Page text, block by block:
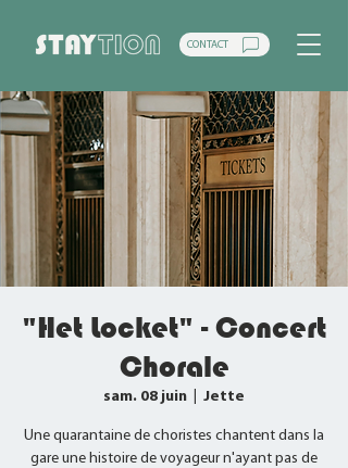
CONTACT
"Het Locket" - Concert
Chorale
sam. 08 juin Jette
Une quarantaine de choristes chantent dans la
gare une histoire de voyageur n'ayant pas de